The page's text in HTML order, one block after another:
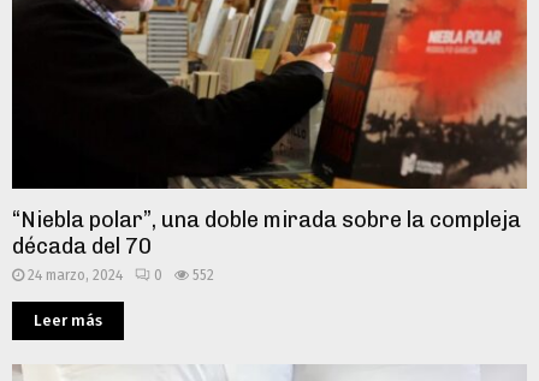
“Niebla polar”, una doble mirada sobre la compleja
década del 70
24 marzo, 2024 0 552
Leer más